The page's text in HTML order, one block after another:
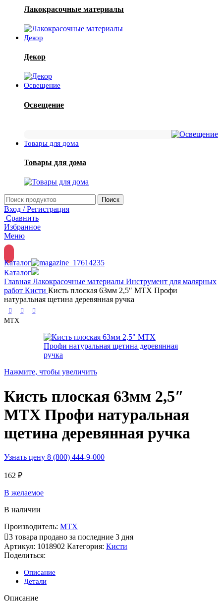
Лакокрасочные материалы
Декор
Декор
Освещение
Освещение
Товары для дома
Товары для дома
Поиск
Вход / Регистрация
Сравнить
Избранное
Меню
Каталог
Каталог
Главная Лакокрасочные материалы Инструмент для малярных
работ Кисти Кисть плоская 63мм 2,5″ MTX Профи
натуральная щетина деревянная ручка
MTX
Нажмите, чтобы увеличить
Кисть плоская 63мм 2,5″
MTX Профи натуральная
щетина деревянная ручка
Узнать цену 8 (800) 444-9-000
162 ₽
В желаемое
В наличии
Производитель: MTX
3 товара продано за последние 3 дня
Артикул: 1018902 Категория: Кисти
Поделиться:
Описание
Детали
Описание